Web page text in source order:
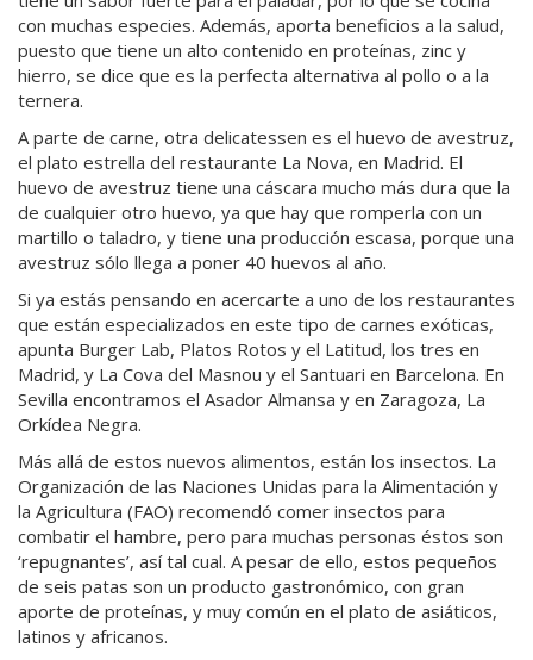
con muchas especies. Además, aporta beneficios a la salud,
puesto que tiene un alto contenido en proteínas, zinc y
hierro, se dice que es la perfecta alternativa al pollo o a la
ternera.
A parte de carne, otra delicatessen es el huevo de avestruz,
el plato estrella del restaurante La Nova, en Madrid. El
huevo de avestruz tiene una cáscara mucho más dura que la
de cualquier otro huevo, ya que hay que romperla con un
martillo o taladro, y tiene una producción escasa, porque una
avestruz sólo llega a poner 40 huevos al año.
Si ya estás pensando en acercarte a uno de los restaurantes
que están especializados en este tipo de carnes exóticas,
apunta Burger Lab, Platos Rotos y el Latitud, los tres en
Madrid, y La Cova del Masnou y el Santuari en Barcelona. En
Sevilla encontramos el Asador Almansa y en Zaragoza, La
Orkídea Negra.
Más allá de estos nuevos alimentos, están los insectos. La
Organización de las Naciones Unidas para la Alimentación y
la Agricultura (FAO) recomendó comer insectos para
combatir el hambre, pero para muchas personas éstos son
‘repugnantes’, así tal cual. A pesar de ello, estos pequeños
de seis patas son un producto gastronómico, con gran
aporte de proteínas, y muy común en el plato de asiáticos,
latinos y africanos.